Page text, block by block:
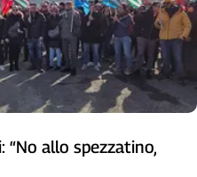
“No allo spezzatino,